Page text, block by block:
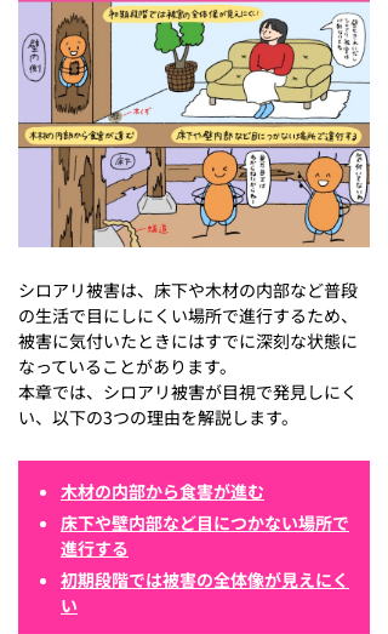
シロアリ被害は、床下や木材の内部など普段
の生活で目にしにくい場所で進行するため、
被害に気付いたときにはすでに深刻な状態に
なっていることがあります。
本章では、シロアリ被害が目視で発見しにく
い、以下の3つの理由を解説します。
木材の内部から食害が進む
床下や壁内部など目につかない場所で
進行する
初期段階では被害の全体像が見えにく
い